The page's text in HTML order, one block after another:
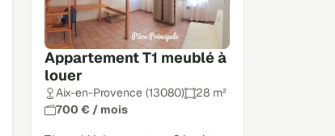
Appartement T1 meublé à
louer
Aix-en-Provence (13080)
28 m²
700 € / mois